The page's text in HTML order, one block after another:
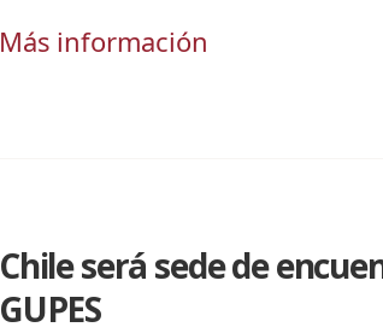
Más información
Chile será sede de
GUPES